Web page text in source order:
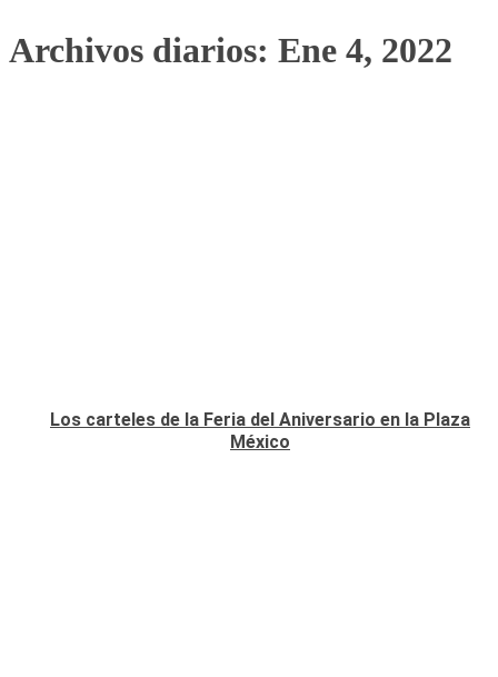
Archivos diarios: Ene 4, 2022
Los carteles de la Feria del Aniversario en la Plaza
México